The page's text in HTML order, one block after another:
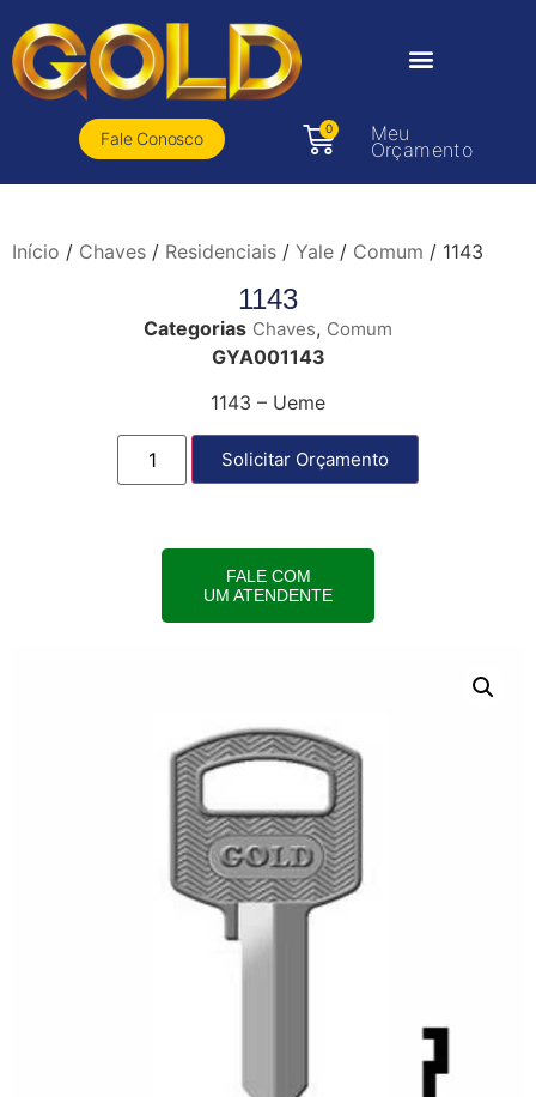
Fale Conosco
0 Meu
Orçamento
Início / Chaves / Residenciais / Yale / Comum / 1143
1143
Categorias Chaves, Comum
GYA001143
1143 – Ueme
Solicitar Orçamento
FALE COM
UM ATENDENTE